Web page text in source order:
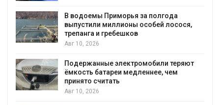
В водоемы Приморья за полгода
выпустили миллионы особей лосося,
трепанга и гребешков
Авг 10, 2026
Подержанные электромобили теряют
ёмкость батареи медленнее, чем
принято считать
Авг 10, 2026